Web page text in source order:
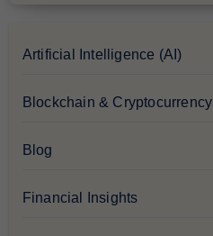
Artificial Intelligence (AI)
Blockchain & Cryptocurrency
Blog
Financial Insights